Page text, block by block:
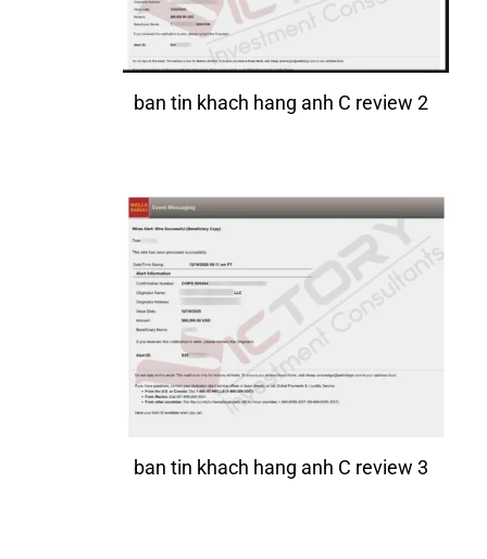
ban tin khach hang anh C review 2
ban tin khach hang anh C review 3